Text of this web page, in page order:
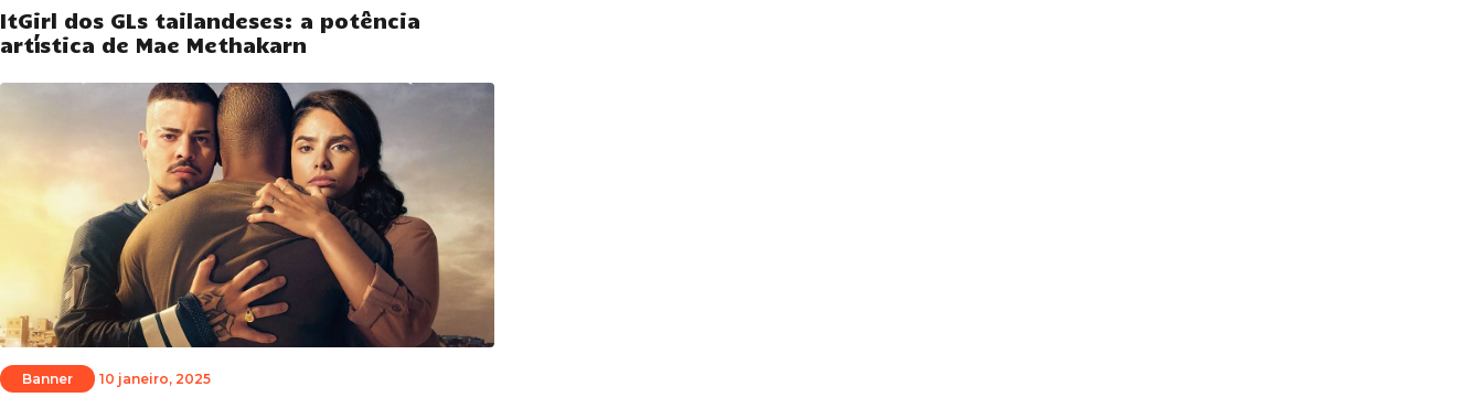
ItGirl dos GLs tailandeses: a potência
artística de Mae Methakarn
Banner 10 janeiro, 2025